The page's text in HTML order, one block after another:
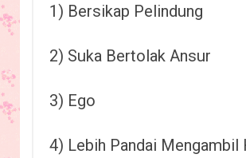
1) Bersikap Pelindung
2) Suka Bertolak Ansur
3) Ego
4) Lebih Pandai Mengambil